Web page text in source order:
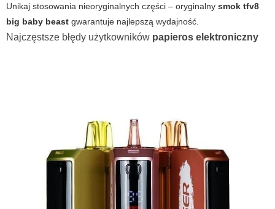
Unikaj stosowania nieoryginalnych części – oryginalny smok tfv8
big baby beast gwarantuje najlepszą wydajność.
Najczęstsze błędy użytkowników papieros elektroniczny